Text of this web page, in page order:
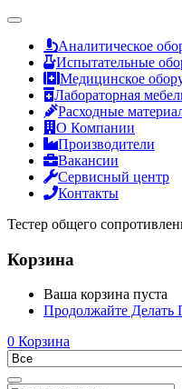
Аналитическое
Испытательные
Медицинское
Лабораторная
Расходные
О Компании
Производители
Вакансии
Сервисный центр
Контакты
Тестер общего
Корзина
Ваша корзина пуста
Продолжайте Делать
0 Корзина